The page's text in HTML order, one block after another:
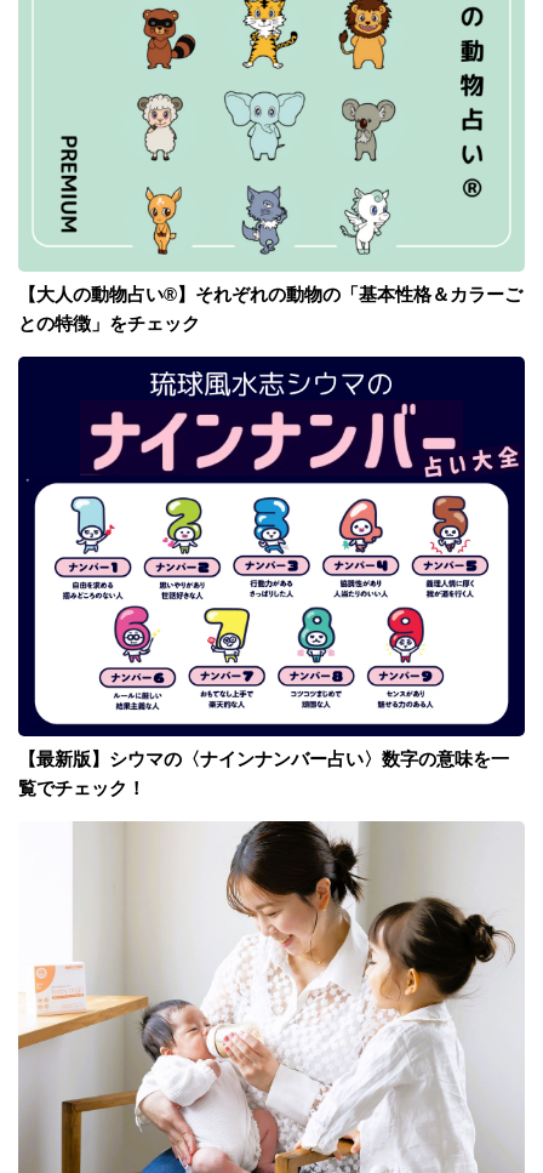
【大人の動物占い®】それぞれの動物の「基本性格＆カラーご
との特徴」をチェック
【最新版】シウマの〈ナインナンバー占い〉数字の意味を一
覧でチェック！